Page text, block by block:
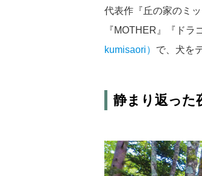
代表作『丘の家のミ
『MOTHER』『ドラ
kumisaori） で、犬を
静まり返った